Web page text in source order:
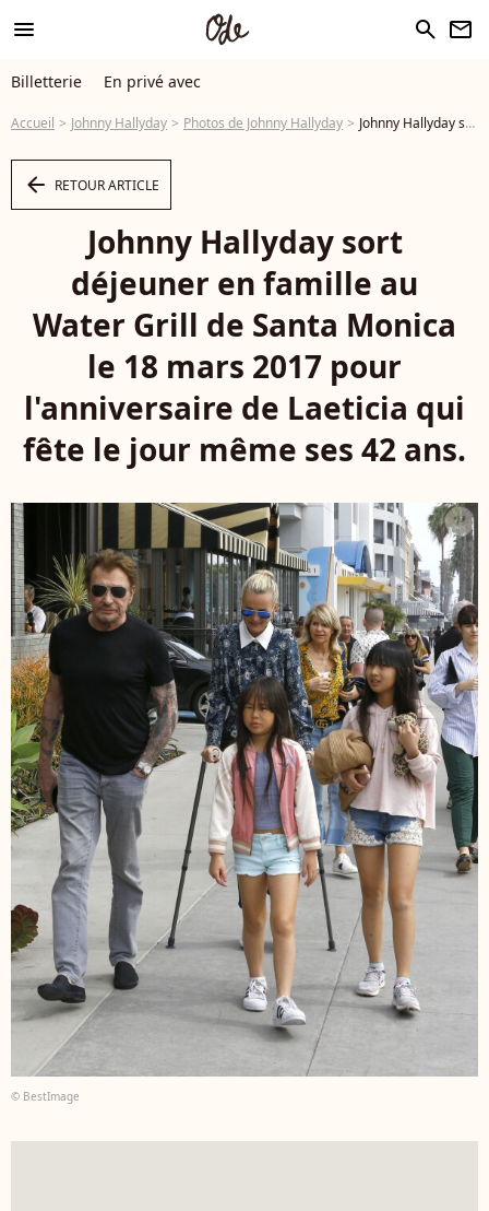
menu search newsletter
Billetterie En privé avec
Accueil Johnny Hallyday Photos de Johnny Hallyday Johnny Hallyday sort déjeuner en famille au Water Grill de Santa Monica le 18 mars 2017 pour l'anniversaire de Laeticia qui fête le jour même ses 42 ans. - Photo
arrow_left RETOUR ARTICLE
Johnny Hallyday sort
déjeuner en famille au
Water Grill de Santa Monica
le 18 mars 2017 pour
l'anniversaire de Laeticia qui
fête le jour même ses 42 ans.
© BestImage